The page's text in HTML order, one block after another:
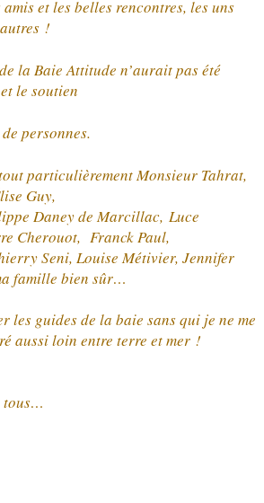
et les belles rencontres, les uns
!
la Baie Attitude n’aurait pas été
le soutien
personnes.
particulièrement Monsieur Tahrat,
Guy,
Daney de Marcillac, Luce
Cherouot, Franck Paul,
Seni, Louise Métivier, Jennifer
famille bien sûr…
les guides de la baie sans qui je ne me
aussi loin entre terre et mer !
tous…